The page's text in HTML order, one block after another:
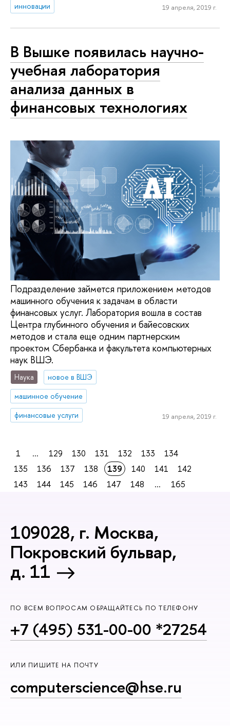
инновации
19 апреля, 2019 г.
В Вышке появилась научно-
учебная лаборатория
анализа данных в
финансовых технологиях
Подразделение займется приложением методов
машинного обучения к задачам в области
финансовых услуг. Лаборатория вошла в состав
Центра глубинного обучения и байесовских
методов и стала еще одним партнерским
проектом Сбербанка и факультета компьютерных
наук ВШЭ.
Наука
новое в ВШЭ
машинное обучение
финансовые услуги
19 апреля, 2019 г.
1 ... 129 130 131 132 133
134
135
136 137 138 139 140 141
142
143
144 145 146 147 148 ... 165
109028, г. Москва,
Покровский бульвар,
д. 11
ПО ВСЕМ ВОПРОСАМ ОБРАЩАЙТЕСЬ ПО ТЕЛЕФОНУ
+7 (495) 531-00-00 *27254
ИЛИ ПИШИТЕ НА ПОЧТУ
computerscience@hse.ru